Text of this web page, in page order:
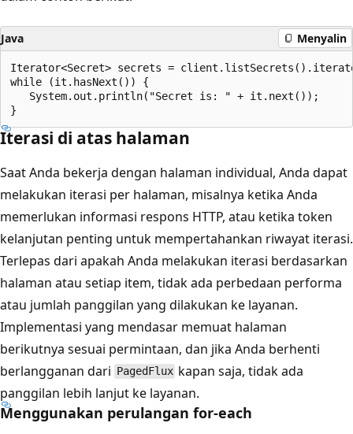
Java Menyalin
Iterator<Secret> secrets =
while (it.hasNext()) {
   System.out.println("Secret is: " + it.next());
Iterasi di atas halaman
Saat Anda bekerja dengan halaman individual, Anda dapat
melakukan iterasi per halaman, misalnya ketika Anda
memerlukan informasi respons HTTP, atau ketika token
kelanjutan penting untuk mempertahankan riwayat iterasi.
Terlepas dari apakah Anda melakukan iterasi berdasarkan
halaman atau setiap item, tidak ada perbedaan performa
atau jumlah panggilan yang dilakukan ke layanan.
Implementasi yang mendasar memuat halaman
berikutnya sesuai permintaan, dan jika Anda berhenti
berlangganan dari PagedFlux kapan saja, tidak ada
panggilan lebih lanjut ke layanan.
Menggunakan perulangan for-each